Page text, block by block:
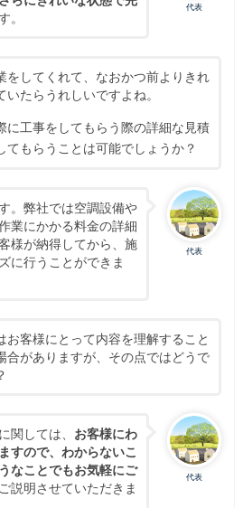
代表
。
をしてくれて、なおかつ前よりきれ
いたらうれしいですよね。
に工事をしてもらう際の詳細な見積
てもらうことは可能でしょうか？
代表
。弊社では空調設備や
業にかかる料金の詳細
様が納得してから、施
に行うことができま
お客様にとって内容を理解すること
合がありますが、その点ではどうで
代表
関しては、 お客様にわ
すので、わからないこ
なことでもお気軽にご
説明させていただきま